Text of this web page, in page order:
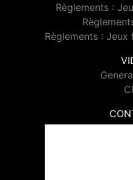
Règlements :
Règlements :
Contacter